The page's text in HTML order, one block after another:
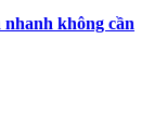
không cần